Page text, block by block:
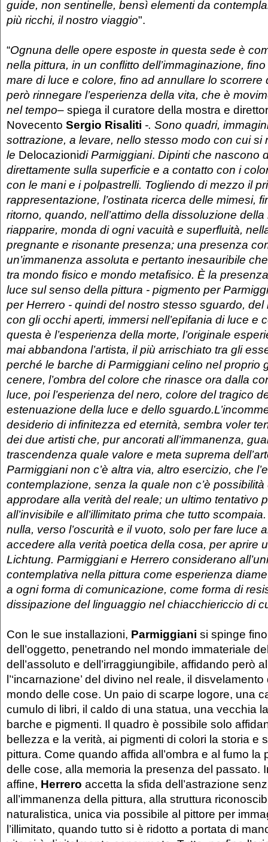
guide, non sentinelle, bensì elementi da
più ricchi, il nostro viaggio".
“Ognuna delle opere esposte in questa sede è
nella pittura, in un conflitto dell’immaginazione,
mare di luce e colore, fino ad annullare lo scorrere
però rinnegare l’esperienza della vita, che è
nel tempo– spiega il curatore della mostra e
Novecento Sergio Risaliti -. Sono quadri,
sottrazione, a levare, nello stesso modo con cui si
le Delocazionidi Parmiggiani. Dipinti che nascono
direttamente sulla superficie e a contatto con i
con le mani e i polpastrelli. Togliendo di mezzo il
rappresentazione, l’ostinata ricerca delle mimesi,
ritorno, quando, nell’attimo della dissoluzione
riapparire, monda di ogni vacuità e superfluità,
pregnante e risonante presenza; una presenza
un’immanenza assoluta e pertanto inesauribile
tra mondo fisico e mondo metafisico. È la
luce sul senso della pittura - pigmento per
per Herrero - quindi del nostro stesso sguardo,
con gli occhi aperti, immersi nell’epifania di luce e
questa è l’esperienza della morte, l’originale
mai abbandona l’artista, il più arrischiato tra gli
perché le barche di Parmiggiani celino nel proprio
cenere, l’ombra del colore che rinasce ora dalla
luce, poi l’esperienza del nero, colore del tragico
estenuazione della luce e dello sguardo.
desiderio di infinitezza ed eternità, sembra voler
dei due artisti che, pur ancorati all’immanenza,
trascendenza quale valore e meta suprema
Parmiggiani non c’è altra via, altro esercizio, che
contemplazione, senza la quale non c’è
approdare alla verità del reale; un ultimo tentativo
all’invisibile e all’illimitato prima che tutto
nulla, verso l’oscurità e il vuoto, solo per fare luce
accedere alla verità poetica della cosa, per aprire
Lichtung. Parmiggiani e Herrero considerano
contemplativa nella pittura come esperienza
a ogni forma di comunicazione, come forma di
dissipazione del linguaggio nel chiacchiericcio di
Con le sue installazioni, Parmiggiani si spinge
dell’oggetto, penetrando nel mondo immateriale
dell’assoluto e dell’irraggiungibile, affidando però
l’‘incarnazione’ del divino nel reale, il disvelamento
mondo delle cose. Un paio di scarpe logore, una
cumulo di libri, il caldo di una statua, una vecchia
barche e pigmenti. Il quadro è possibile solo
bellezza e la verità, ai pigmenti di colori la storia e
pittura. Come quando affida all’ombra e al fumo la
delle cose, alla memoria la presenza del passato.
affine, Herrero accetta la sfida dell’astrazione
all’immanenza della pittura, alla struttura
naturalistica, unica via possibile al pittore per
l’illimitato, quando tutto si è ridotto a portata di